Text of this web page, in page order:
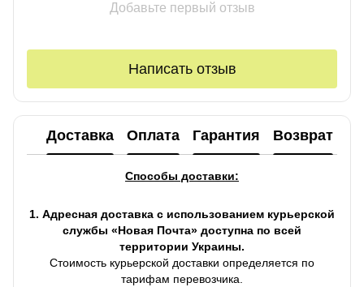
Добавьте первый отзыв
Написать отзыв
Доставка Оплата Гарантия Возврат
Способы доставки:
1. Адресная доставка с использованием курьерской
службы «Новая Почта» доступна по всей
территории Украины.
Стоимость курьерской доставки определяется по
тарифам перевозчика.